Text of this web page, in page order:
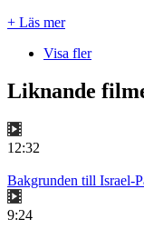
+ Läs mer
Visa fler
Liknande
12:32
Bakgrunden till Israel-
9:24